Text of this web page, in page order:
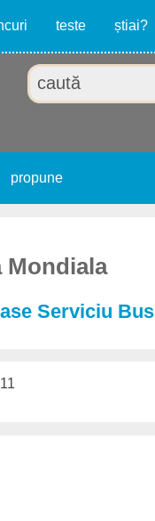
teste știai?
propune
Mondiala
Serviciu